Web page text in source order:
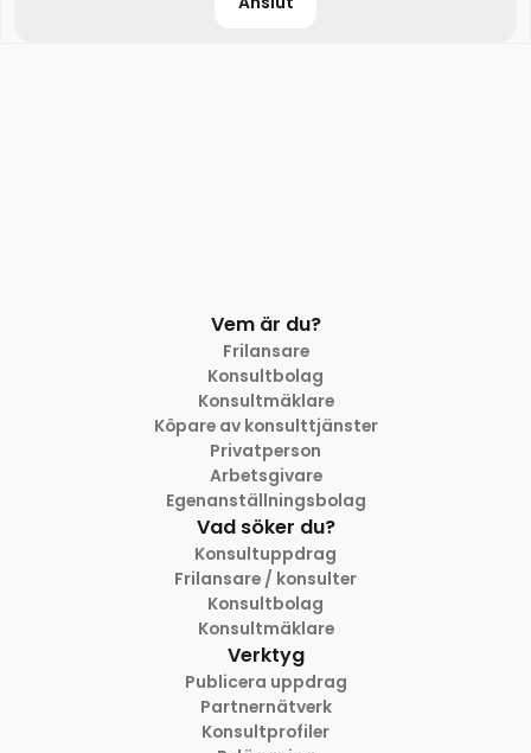
Vem är du?
Frilansare
Konsultbolag
Konsultmäklare
Köpare av konsulttjänster
Privatperson
Arbetsgivare
Egenanställningsbolag
Vad söker du?
Konsultuppdrag
Frilansare / konsulter
Konsultbolag
Konsultmäklare
Verktyg
Publicera uppdrag
Partnernätverk
Konsultprofiler